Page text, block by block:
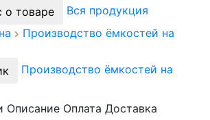
о товаре
Вся продукция
Производство ёмкостей на
Производство ёмкостей на
Описание Оплата Доставка